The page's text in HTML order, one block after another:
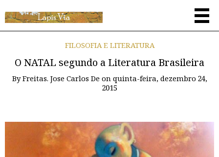
FILOSOFIA E LITERATURA
O NATAL segundo a Literatura Brasileira
ByFreitas. Jose Carlos De on quinta-feira, dezembro 24,
2015